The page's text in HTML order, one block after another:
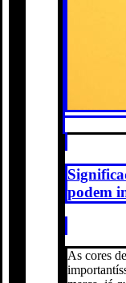
podem
As cores